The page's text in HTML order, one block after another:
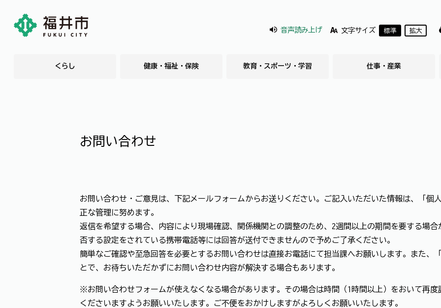
音声読み上げ 文字サイズ 標準 拡大
くらし 健康・福祉・保険 教育・スポーツ・学習 仕事・産業
お問い合わせ
お問い合わせ・ご意見は、下記メールフォームからお送りください。ご記入いただいた情報は、「個
正な管理に努めます。
返信を希望する場合、内容により現場確認、関係機関との調整のため、2週間以上の期間を要する場
否する設定をされている携帯電話等には回答が送付できませんので予めご了承ください。
簡単なご確認や至急回答を必要とするお問い合わせは直接お電話にて担当課へお願いします。また、
とで、お待ちいただかずにお問い合わせ内容が解決する場合もあります。
※お問い合わせフォームが使えなくなる場合があります。その場合は時間（1時間以上）をおいて再
くださいますようお願いいたします。ご不便をおかけしますがよろしくお願いいたします。